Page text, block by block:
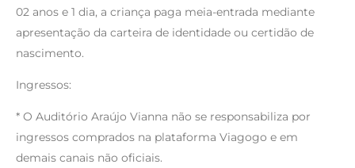
02 anos e 1 dia, a criança paga meia-entrada mediante
apresentação da carteira de identidade ou certidão de
nascimento.
Ingressos:
* O Auditório Araújo Vianna não se responsabiliza por
ingressos comprados na plataforma Viagogo e em
demais canais não oficiais.